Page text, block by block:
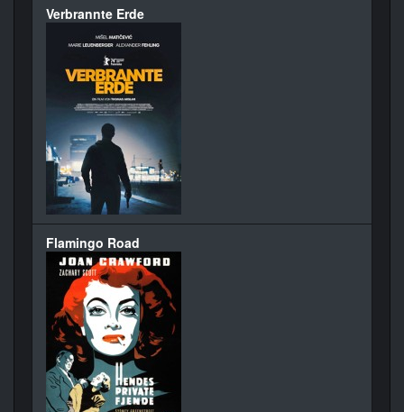
Verbrannte Erde
Flamingo Road